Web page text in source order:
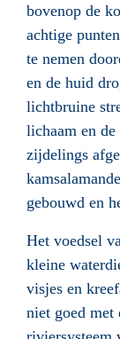
bovenop de
achtige
te nemen
en de huid
lichtbruine
lichaam en
zijdelings
gebouwd en
Het voedsel
kleine
visjes en
niet goed met